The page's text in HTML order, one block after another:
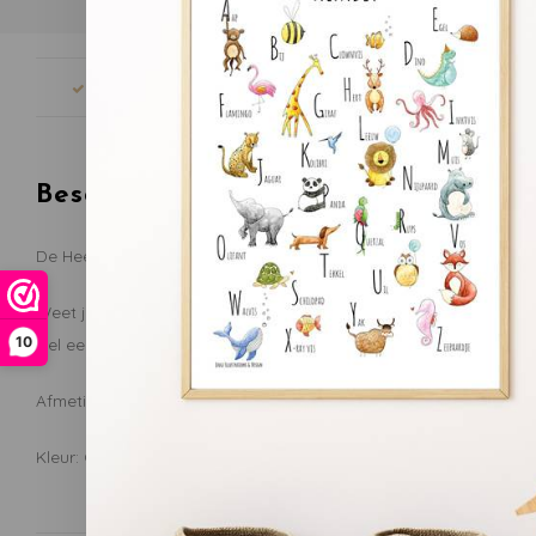
10
Gratis
Beschrijving
De Heen en Weer is een aantrekkelijke, eigenzinnige, kleine
Weet je niet wat voor of achter is? Laat het lekker over aan de
wel een eigen manier om 'het heen en weer te krijgen'!
Afmetingen: 10 x 3,5 cm
Kleur: Geel